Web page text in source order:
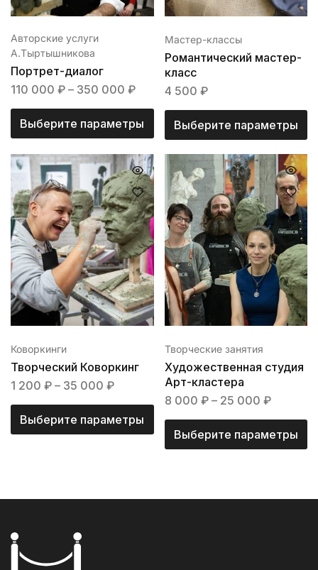
Авторские услуги
А.Тыртышникова
Портрет-диалог
110 000 ₽ – 350 000 ₽
Выберите параметры
Мастер-классы
Романтический мастер-
класс
4 500 ₽
Выберите параметры
Коворкинги
Творческий Коворкинг
1 200 ₽ – 35 000 ₽
Выберите параметры
Творческие занятия
Художественная студия
Арт-кластера
8 000 ₽– 25 000 ₽
Выберите параметры